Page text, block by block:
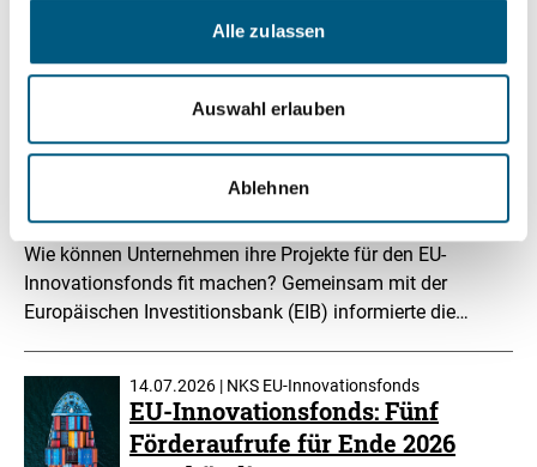
Alle zulassen
Auswahl erlauben
Ablehnen
Fit für den EU-Innovationsfonds
mit der „Project Development
Assistance“ der Europäischen
Investitionsbank
Wie können Unternehmen ihre Projekte für den EU-
Innovationsfonds fit machen? Gemeinsam mit der
Europäischen Investitionsbank (EIB) informierte die…
14.07.2026 | NKS EU-Innovationsfonds
EU-Innovationsfonds: Fünf
Förderaufrufe für Ende 2026